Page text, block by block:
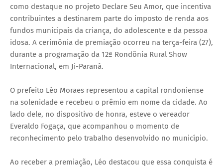
como destaque no projeto Declare Seu Amor, que incentiva
contribuintes a destinarem parte do imposto de renda aos
fundos municipais da criança, do adolescente e da pessoa
idosa. A cerimônia de premiação ocorreu na terça-feira (27),
durante a programação da 12ª Rondônia Rural Show
Internacional, em Ji-Paraná.
O prefeito Léo Moraes representou a capital rondoniense
na solenidade e recebeu o prêmio em nome da cidade. Ao
lado dele, no dispositivo de honra, esteve o vereador
Everaldo Fogaça, que acompanhou o momento de
reconhecimento pelo trabalho desenvolvido no município.
Ao receber a premiação, Léo destacou que essa conquista é